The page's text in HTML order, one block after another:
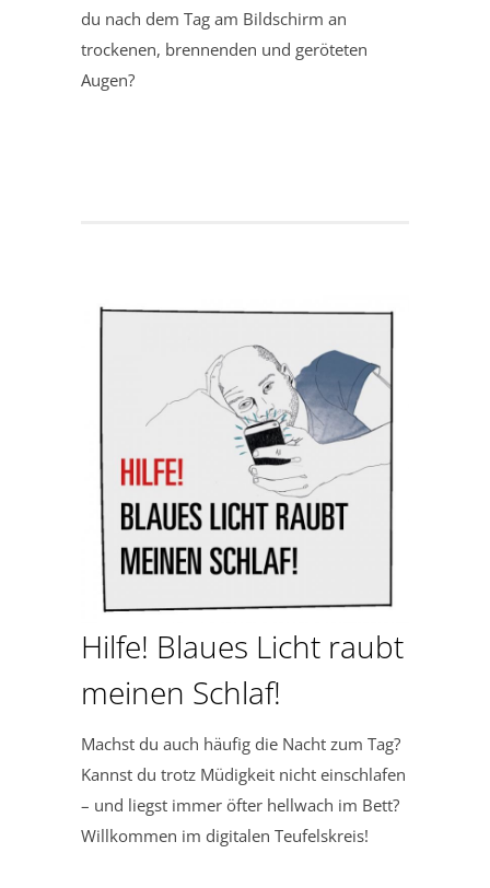
du nach dem Tag am Bildschirm an
trockenen, brennenden und geröteten
Augen?
Hilfe! Blaues Licht raubt
meinen Schlaf!
Machst du auch häufig die Nacht zum Tag?
Kannst du trotz Müdigkeit nicht einschlafen
– und liegst immer öfter hellwach im Bett?
Willkommen im digitalen Teufelskreis!